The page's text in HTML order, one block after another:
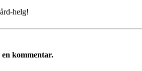
helg!
kommentar.